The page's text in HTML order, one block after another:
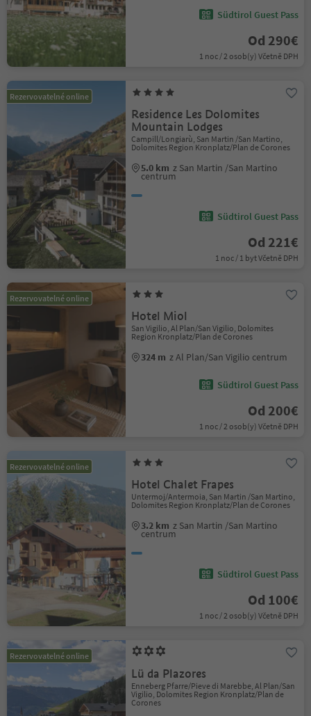
Südtirol Guest Pass
Od 290€
1 noc / 2 osob(y) Včetně DPH
Rezervovatelné online
Residence Les Dolomites
Mountain Lodges
Campill/Longiarù, San Martin /San Martino,
Dolomites Region Kronplatz/Plan de Corones
5.0 km z San Martin /San Martino
centrum
Südtirol Guest Pass
Od 221€
1 noc / 1 byt Včetně DPH
Rezervovatelné online
Hotel Miol
San Vigilio, Al Plan/San Vigilio, Dolomites
Region Kronplatz/Plan de Corones
324 m z Al Plan/San Vigilio centrum
Südtirol Guest Pass
Od 200€
1 noc / 2 osob(y) Včetně DPH
Rezervovatelné online
Hotel Chalet Frapes
Untermoj/Antermoia, San Martin /San Martino,
Dolomites Region Kronplatz/Plan de Corones
3.2 km z San Martin /San Martino
centrum
Südtirol Guest Pass
Od 100€
1 noc / 2 osob(y) Včetně DPH
Rezervovatelné online
Lü da Plazores
Enneberg Pfarre/Pieve di Marebbe, Al Plan/San
Vigilio, Dolomites Region Kronplatz/Plan de
Corones